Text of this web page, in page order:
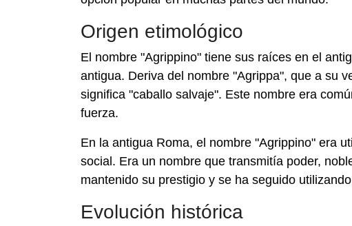
Origen etimológico
El nombre "Agrippino" tiene sus raíces en el
antigua. Deriva del nombre "Agrippa", que a su
significa "caballo salvaje". Este nombre era
fuerza.
En la antigua Roma, el nombre "Agrippino" era
social. Era un nombre que transmitía poder,
mantenido su prestigio y se ha seguido
Evolución histórica